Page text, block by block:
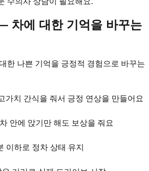
차에 대한 기억을 바꾸는
한 나쁜 기억을 긍정적 경험으로 바꾸는
가치 간식을 줘서 긍정 연상을 만들어요
안에 앉기만 해도 보상을 줘요
이하로 정차 상태 유지